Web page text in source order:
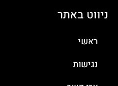
ניווט באתר
ראשי
נגישות